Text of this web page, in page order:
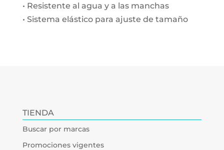
• Resistente al agua y a las manchas
• Sistema elástico para ajuste de tamaño
TIENDA
Buscar por marcas
Promociones vigentes